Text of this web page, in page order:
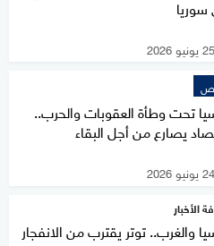
25 يونيو 2026
تحت وطأة العقوبات والحرب..
يصارع من أجل البقاء
24 يونيو 2026
الأخبار
والغرب.. توتر يقترب من الانفجار